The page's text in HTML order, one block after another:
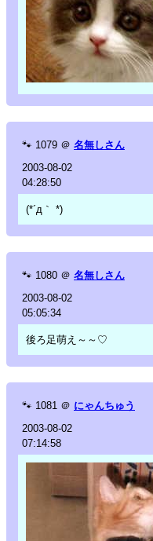
🐾 1079 ＠ 名無しさん
2003-08-02
04:28:50
(*´д｀ *)
🐾 1080 ＠ 名無しさん
2003-08-02
05:05:34
後ろ足萌え～～♡
🐾 1081 ＠ にゃんちゅう
2003-08-02
07:14:58